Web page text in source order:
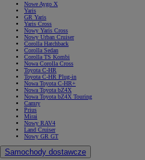
Nowe Aygo X
Yaris
GR Yaris
Yaris Cross
Nowy Yaris Cross
Nowy Urban Cruiser
Corolla Hatchback
Corolla Sedan
Corolla TS Kombi
Nowa Corolla Cross
Toyota C-HR
Toyota C-HR Plug-in
Nowa Toyota C-HR+
Nowa Toyota bZ4X
Nowa Toyota bZ4X Touring
Camry
Prius
Mirai
Nowy RAV4
Land Cruiser
Nowy GR GT
Samochody dostawcze